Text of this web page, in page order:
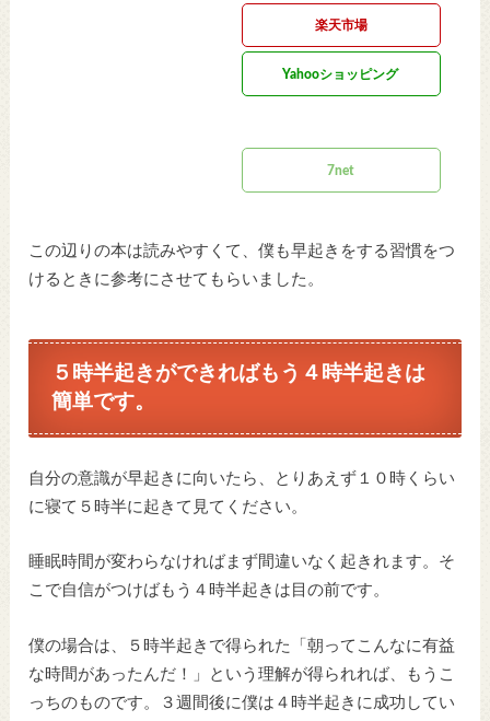
楽天市場
Yahooショッピング
7net
この辺りの本は読みやすくて、僕も早起きをする習慣をつ
けるときに参考にさせてもらいました。
５時半起きができればもう４時半起きは
簡単です。
自分の意識が早起きに向いたら、とりあえず１０時くらい
に寝て５時半に起きて見てください。
睡眠時間が変わらなければまず間違いなく起きれます。そ
こで自信がつけばもう４時半起きは目の前です。
僕の場合は、５時半起きで得られた「朝ってこんなに有益
な時間があったんだ！」という理解が得られれば、もうこ
っちのものです。３週間後に僕は４時半起きに成功してい